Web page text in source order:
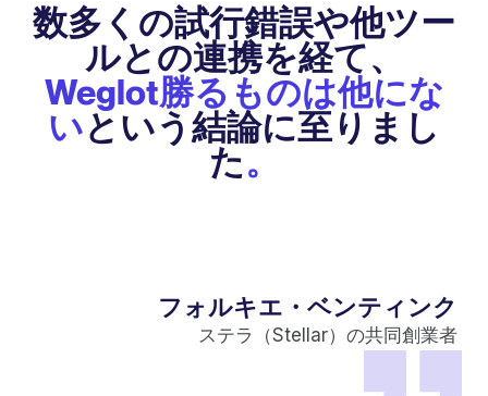
数多くの試行錯誤や他ツー
ルとの連携を経て、
Weglot勝るものは他にな
いという結論に至りまし
た。
フォルキエ・ベンティンク
ステラ（Stellar）の共同創業者